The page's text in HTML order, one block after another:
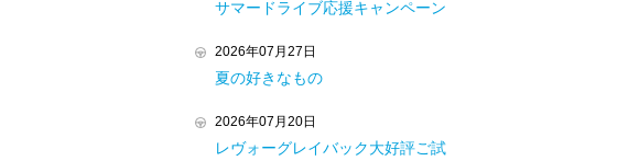
サマードライブ応援キャンペーン
2026年07月27日
夏の好きなもの
2026年07月20日
レヴォーグレイバック大好評ご試